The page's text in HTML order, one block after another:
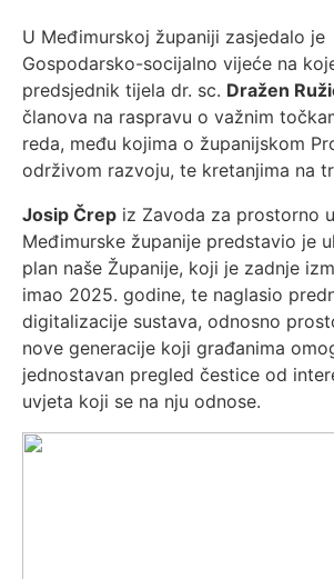
U Međimurskoj županiji zasjedalo je
Gospodarsko-socijalno vijeće na
predsjednik tijela dr. sc. Dražen
članova na raspravu o važnim
reda, među kojima o županijskom
održivom razvoju, te kretanjima na
Josip Črep iz Zavoda za prostorno
Međimurske županije predstavio je
plan naše Županije, koji je zadnje
imao 2025. godine, te naglasio
digitalizacije sustava, odnosno
nove generacije koji građanima
jednostavan pregled čestice od
uvjeta koji se na nju odnose.